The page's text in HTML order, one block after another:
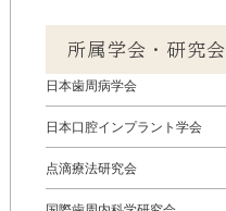
所属学会・研究会
日本歯周病学会
日本口腔インプラント学会
点滴療法研究会